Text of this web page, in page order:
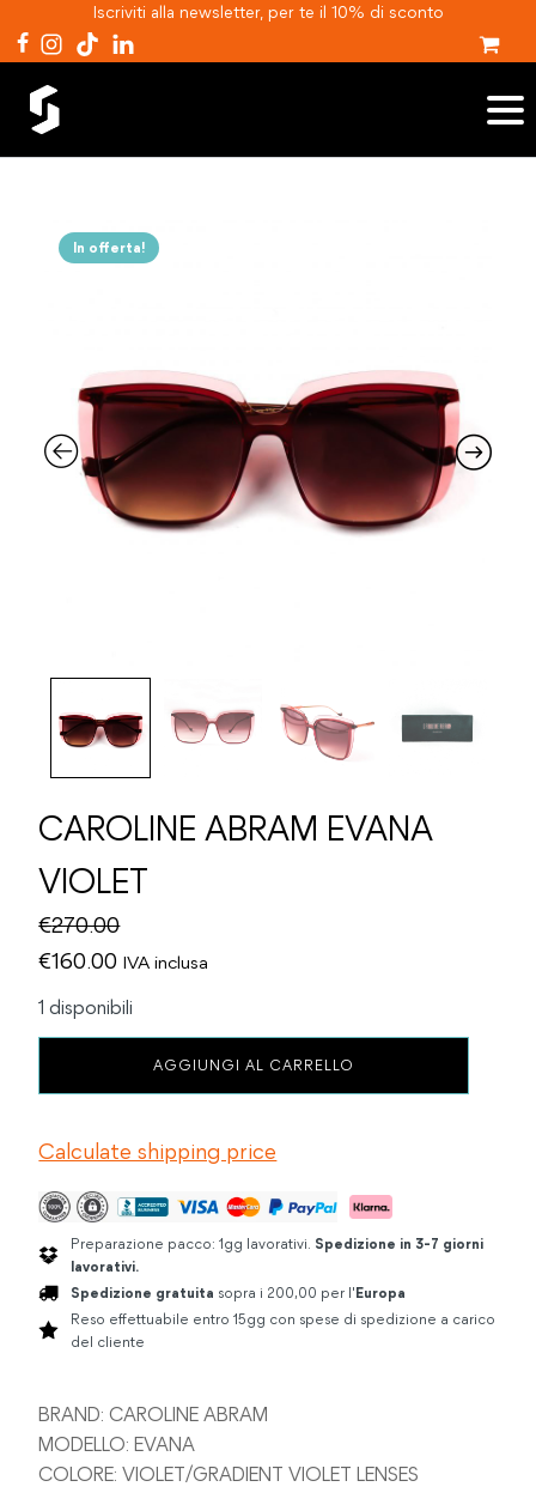
Iscriviti alla newsletter, per te il 10% di sconto
In offerta!
CAROLINE ABRAM EVANA
VIOLET
€270.00
Il
prezzo
originale
€270.00.
€160.00Il
prezzo
attuale
€160.00.
IVA inclusa
1 disponibili
quantità
AGGIUNGI AL CARRELLO
Calculate shipping price
Preparazione pacco: 1gg lavorativi. Spedizione in 3-7 giorni
lavorativi.
Spedizione gratuita sopra i 200,00 per l'Europa
Reso effettuabile entro 15gg con spese di spedizione a carico
del cliente
BRAND: CAROLINE ABRAM
MODELLO: EVANA
COLORE: VIOLET/GRADIENT VIOLET LENSES